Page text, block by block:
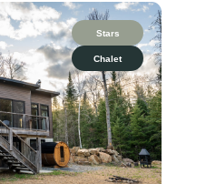
Stars
Chalet